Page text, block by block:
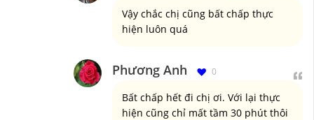
Vậy chắc chị cũng bất chấp thực
hiện luôn quá
Phương Anh 0
Bất chấp hết đi chị ơi. Với lại thực
hiện cũng chỉ mất tầm 30 phút thôi